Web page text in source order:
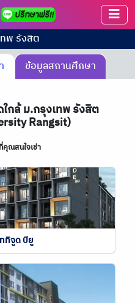
พ รังสิต
ข้อมูลสถานศึกษา
กล้ ม.กรุงเทพ รังสิต
Rangsit)
คุณสนใจเช่า
ทิจูด บียู